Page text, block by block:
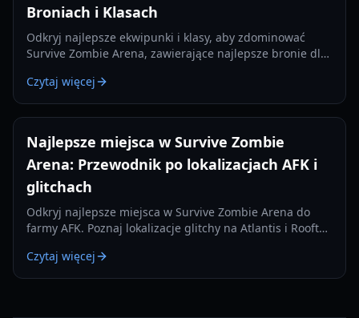
Broniach i Klasach
Odkryj najlepsze ekwipunki i klasy, aby zdominować
Survive Zombie Arena, zawierające najlepsze bronie dla
Czytaj więcej
Najlepsze miejsca w Survive Zombie
Arena: Przewodnik po lokalizacjach AFK i
glitchach
Odkryj najlepsze miejsca w Survive Zombie Arena do
farmy AFK. Poznaj lokalizacje glitchy na Atlantis i Rooftop
Czytaj więcej